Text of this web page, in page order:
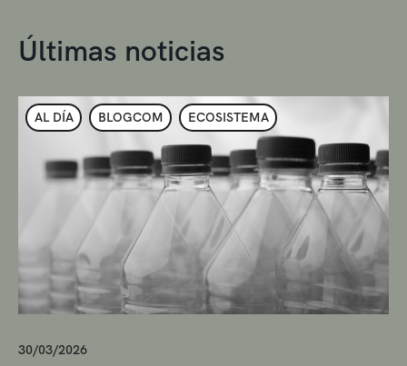
Últimas noticias
AL DÍA BLOGCOM ECOSISTEMA
30/03/2026